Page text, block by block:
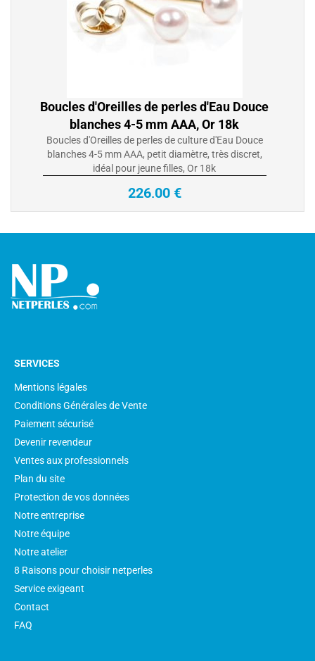
blanches 4-5 mm AAA, petit diamètre, très discret,
idéal pour jeune filles, Or 18k
226,00 €
SERVICES
Mentions légales
Conditions Générales de Vente
Paiement sécurisé
Devenir revendeur
Ventes aux professionnels
Plan du site
Protection de vos données
Notre entreprise
Notre équipe
Notre atelier
8 Raisons pour choisir netperles
Service exigeant
Contact
FAQ